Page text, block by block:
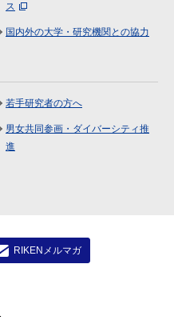
ス
国内外の大学・研究機関との協力
若手研究者の方へ
男女共同参画・ダイバーシティ推
進
RIKENメルマガ